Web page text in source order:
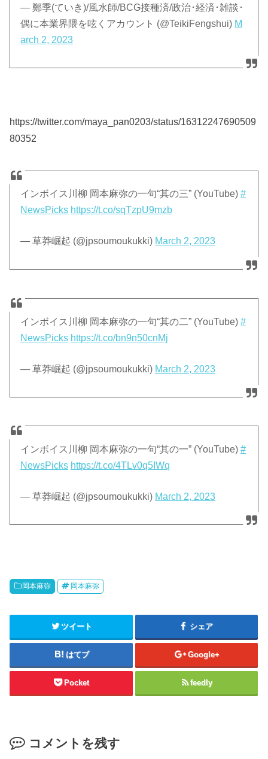
— 鄭季(ていき)/風水師/BCG接種済/政治･経済･雑談･
偶に本業界隈を呟くアカウント (@TeikiFengshui) M
arch 2, 2023
https://twitter.com/maya_pan0203/status/16312247690509
80352
インボイス川柳 岡本麻弥の一句“其の三” (YouTube)#
NewsPicks https://t.co/sqTzpU9mzb
— 草莽崛起 (@jpsoumoukukki) March 2, 2023
インボイス川柳 岡本麻弥の一句“其の二” (YouTube)#
NewsPicks https://t.co/bn9n50cnMj
— 草莽崛起 (@jpsoumoukukki) March 2, 2023
インボイス川柳 岡本麻弥の一句“其の一” (YouTube)#
NewsPicks https://t.co/4TLv0q5IWq
— 草莽崛起 (@jpsoumoukukki) March 2, 2023
岡本麻弥 岡本麻弥
ツイート シェア
はてブ Google+
Pocket feedly
コメントを残す